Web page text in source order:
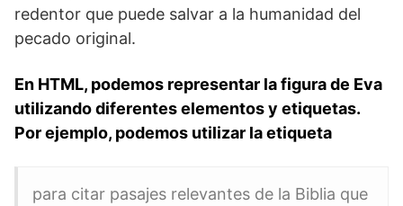
redentor que puede salvar a la humanidad del
pecado original.
En HTML, podemos representar la figura de Eva
utilizando diferentes elementos y etiquetas.
Por ‌ejemplo, podemos ⁤utilizar la etiqueta
para ⁤citar pasajes relevantes de la Biblia que